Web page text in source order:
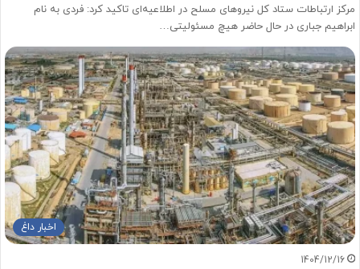
مرکز ارتباطات ستاد کل نیروهای مسلح در اطلاعیه‌ای تاکید کرد: فردی به نام
ابراهیم جباری در حال حاضر هیچ مسئولیتی…
اخبار داغ
1404/12/16